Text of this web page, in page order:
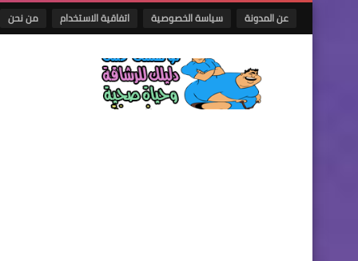
عن المدونة سياسة الخصوصية اتفاقية الاستخدام من نحن